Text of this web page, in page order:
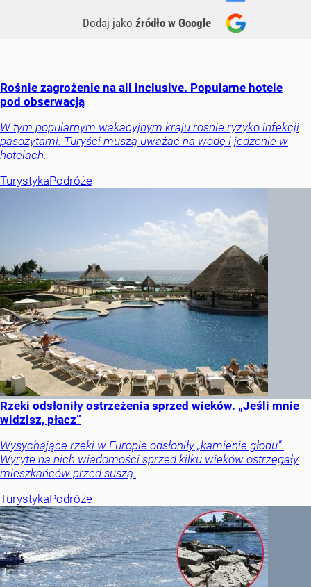
Dodaj jako źródło w Google
Rośnie zagrożenie na all inclusive. Popularne hotele
pod obserwacją
W tym popularnym wakacyjnym kraju rośnie ryzyko infekcji
pasożytami. Turyści muszą uważać na wodę i jedzenie w
hotelach.
TurystykaPodróże
Rzeki odsłoniły ostrzeżenia sprzed wieków. „Jeśli mnie
widzisz, płacz”
Wysychające rzeki w Europie odsłoniły „kamienie głodu”.
Wyryte na nich wiadomości sprzed kilku wieków ostrzegały
mieszkańców przed suszą.
TurystykaPodróże